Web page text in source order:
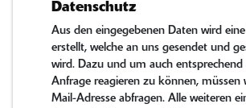
Datenschutz
Aus den eingegebenen Daten wird
erstellt, welche an uns gesendet und
wird. Dazu und um auch entsprechend
Anfrage reagieren zu können, müssen
Mail-Adresse abfragen. Alle weiteren